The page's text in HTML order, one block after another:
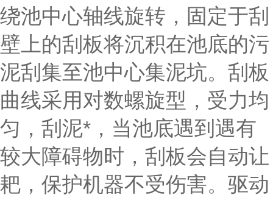
绕池中心轴线旋转，固定于刮
壁上的刮板将沉积在池底的污
泥刮集至池中心集泥坑。刮板
曲线采用对数螺旋型，受力均
匀，刮泥*，当池底遇到遇有
较大障碍物时，刮板会自动让
耙，保护机器不受伤害。驱动